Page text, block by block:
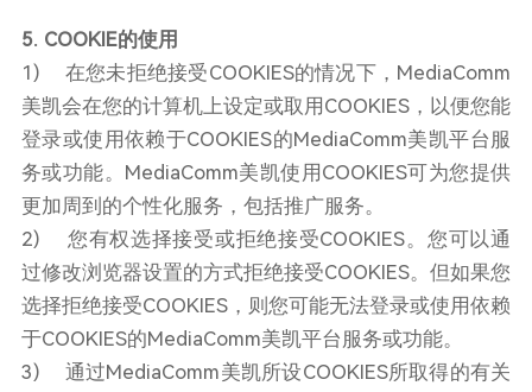
5. COOKIE的使用
1) 在您未拒绝接受COOKIES的情况下，MediaComm
美凯会在您的计算机上设定或取用COOKIES，以便您能
登录或使用依赖于COOKIES的MediaComm美凯平台服
务或功能。MediaComm美凯使用COOKIES可为您提供
更加周到的个性化服务，包括推广服务。
2) 您有权选择接受或拒绝接受COOKIES。您可以通
过修改浏览器设置的方式拒绝接受COOKIES。但如果您
选择拒绝接受COOKIES，则您可能无法登录或使用依赖
于COOKIES的MediaComm美凯平台服务或功能。
3) 通过MediaComm美凯所设COOKIES所取得的有关